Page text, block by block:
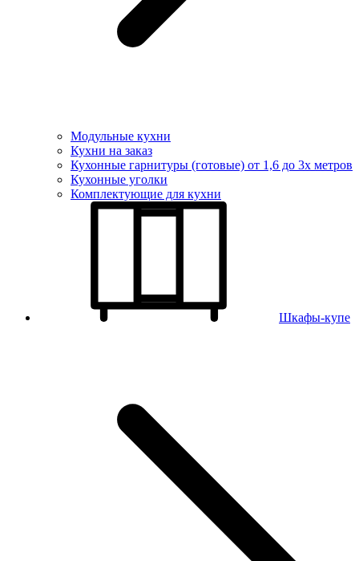
Модульные кухни
Кухни на заказ
Кухонные гарнитуры (готовые) от 1,6 до 3х метров
Кухонные уголки
Комплектующие для кухни
Шкафы-купе